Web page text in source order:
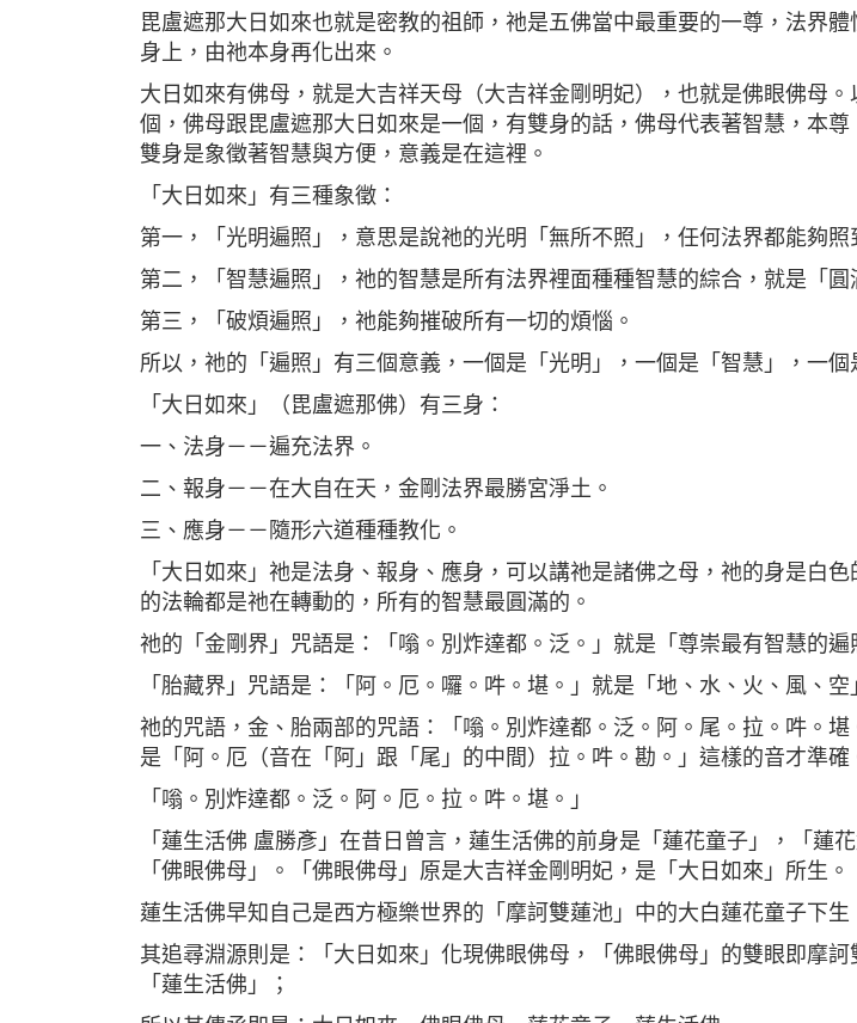
毘盧遮那大日如來也就是密教的祖師，祂是五佛當中最重要的一尊，法界
身上，由祂本身再化出來。
大日如來有佛母，就是大吉祥天母（大吉祥金剛明妃），也就是佛眼佛母
個，佛母跟毘盧遮那大日如來是一個，有雙身的話，佛母代表著智慧，本
雙身是象徵著智慧與方便，意義是在這裡。
「大日如來」有三種象徵：
第一，「光明遍照」，意思是說祂的光明「無所不照」，任何法界都能夠照
第二，「智慧遍照」，祂的智慧是所有法界裡面種種智慧的綜合，就是「圓
第三，「破煩遍照」，祂能夠摧破所有一切的煩惱。
所以，祂的「遍照」有三個意義，一個是「光明」，一個是「智慧」，一個
「大日如來」（毘盧遮那佛）有三身：
一、法身－－遍充法界。
二、報身－－在大自在天，金剛法界最勝宮淨土。
三、應身－－隨形六道種種教化。
「大日如來」祂是法身、報身、應身，可以講祂是諸佛之母，祂的身是白
的法輪都是祂在轉動的，所有的智慧最圓滿的。
祂的「金剛界」咒語是：「嗡。別炸達都。泛。」就是「尊崇最有智慧的遍
「胎藏界」咒語是：「阿。厄。囉。吽。堪。」就是「地、水、火、風、空
祂的咒語，金、胎兩部的咒語：「嗡。別炸達都。泛。阿。尾。拉。吽。
是「阿。厄（音在「阿」跟「尾」的中間）拉。吽。勘。」這樣的音才準確
「嗡。別炸達都。泛。阿。厄。拉。吽。堪。」
「蓮生活佛 盧勝彥」在昔日曾言，蓮生活佛的前身是「蓮花童子」，「
「佛眼佛母」。「佛眼佛母」原是大吉祥金剛明妃，是「大日如來」所生。
蓮生活佛早知自己是西方極樂世界的「摩訶雙蓮池」中的大白蓮花童子下生
其追尋淵源則是：「大日如來」化現佛眼佛母，「佛眼佛母」的雙眼即摩
「蓮生活佛」；